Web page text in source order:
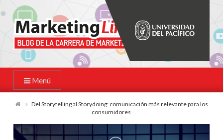
Menú
Del Storytelling al Storydoing: comunicación más relevante para los
consumidores